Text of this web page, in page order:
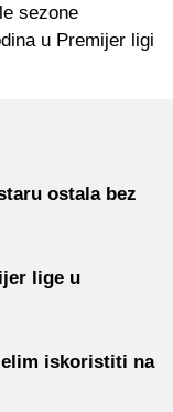
sezone
u Premijer ligi
ostala bez
lige u
iskoristiti na